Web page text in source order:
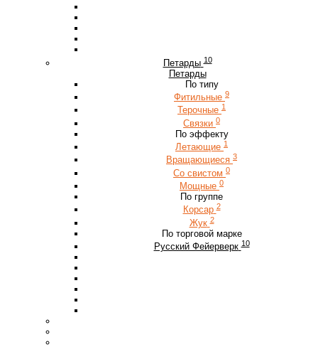
Петарды 10
Петарды
По типу
Фитильные 9
Терочные 1
Связки 0
По эффекту
Летающие 1
Вращающиеся 3
Со свистом 0
Мощные 0
По группе
Корсар 2
Жук 2
По торговой марке
Русский Фейерверк 10